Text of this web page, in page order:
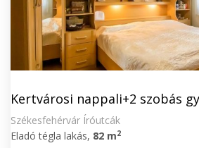
Kertvárosi nappali+2 szobás
Székesfehérvár Íróutcák
Eladó tégla lakás, 82 m2